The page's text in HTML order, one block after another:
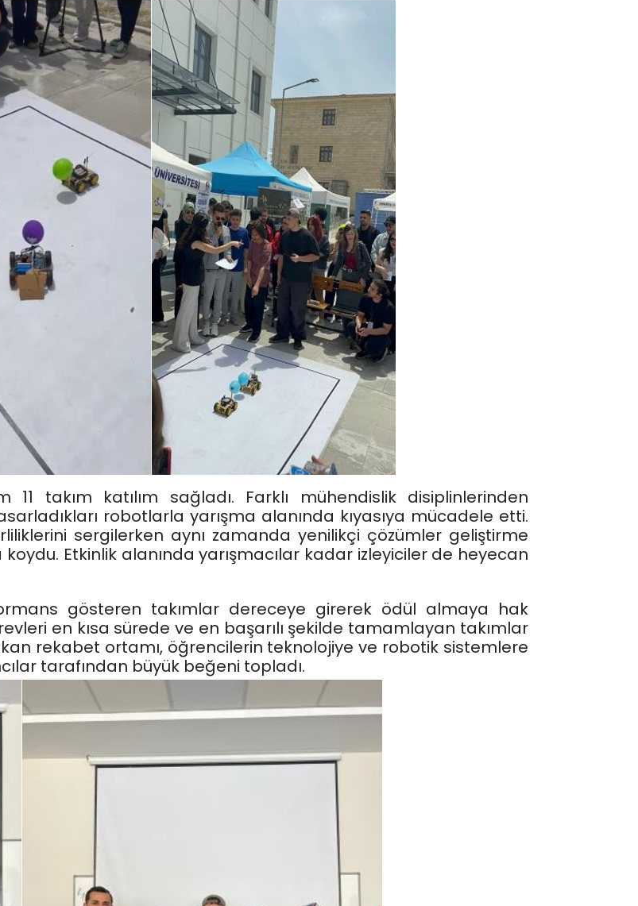
11 takım katılım sağladı. Farklı mühendislik disiplinlerinden
robotlarla yarışma alanında kıyasıya mücadele etti.
sergilerken aynı zamanda yenilikçi çözümler geliştirme
Etkinlik alanında yarışmacılar kadar izleyiciler de heyecan
gösteren takımlar dereceye girerek ödül almaya hak
en kısa sürede ve en başarılı şekilde tamamlayan takımlar
rekabet ortamı, öğrencilerin teknolojiye ve robotik sistemlere
tarafından büyük beğeni topladı.